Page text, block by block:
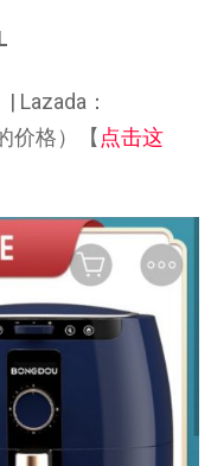
| Lazada：
价格）【点击这